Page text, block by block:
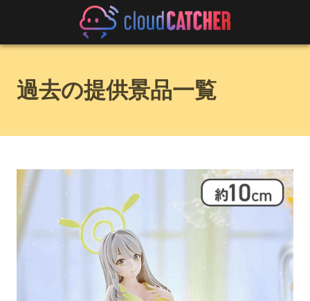
過去の提供景品一覧